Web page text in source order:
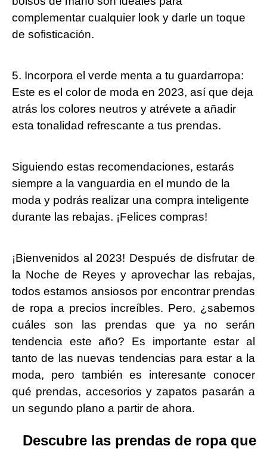
complementar cualquier look y darle un toque
de sofisticación.
5. Incorpora el verde menta a tu guardarropa:
Este es el color de moda en 2023, así que deja
atrás los colores neutros y atrévete a añadir
esta tonalidad refrescante a tus prendas.
Siguiendo estas recomendaciones, estarás
siempre a la vanguardia en el mundo de la
moda y podrás realizar una compra inteligente
durante las rebajas. ¡Felices compras!
¡Bienvenidos al 2023! Después de disfrutar de
la Noche de Reyes y aprovechar las rebajas,
todos estamos ansiosos por encontrar prendas
de ropa a precios increíbles. Pero, ¿sabemos
cuáles son las prendas que ya no serán
tendencia este año? Es importante estar al
tanto de las nuevas tendencias para estar a la
moda, pero también es interesante conocer
qué prendas, accesorios y zapatos pasarán a
un segundo plano a partir de ahora.
Descubre las prendas de ropa que